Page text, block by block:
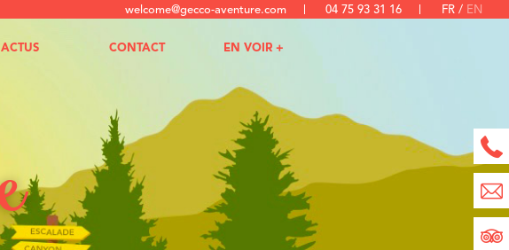
ACTUS CONTACT EN VOIR +
FR EN
04 75 93 31 16
welcome@gecco-aventure.com